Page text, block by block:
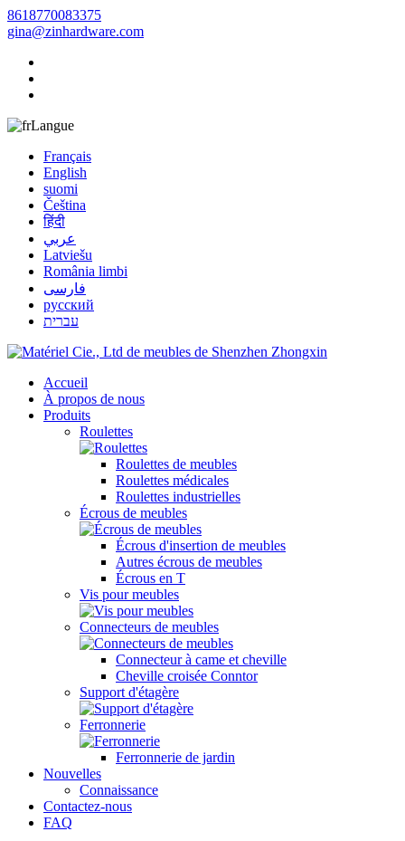
8618770083375
gina@zinhardware.com
Langue
Français
English
suomi
Čeština
हिंदी
عربي
Latviešu
România limbi
فارسی
русский
עברית
Accueil
À propos de nous
Produits
Roulettes
Roulettes de meubles
Roulettes médicales
Roulettes industrielles
Écrous de meubles
Écrous d'insertion de meubles
Autres écrous de meubles
Écrous en T
Vis pour meubles
Connecteurs de meubles
Connecteur à came et cheville
Cheville croisée Conntor
Support d'étagère
Ferronnerie
Ferronnerie de jardin
Nouvelles
Connaissance
Contactez-nous
FAQ